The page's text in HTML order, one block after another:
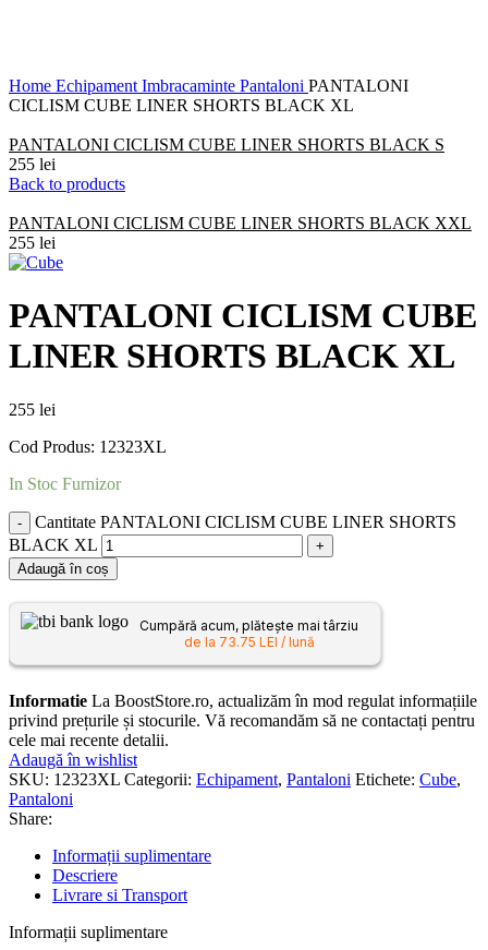
Home Echipament Imbracaminte Pantaloni PANTALONI
CICLISM CUBE LINER SHORTS BLACK XL
PANTALONI CICLISM CUBE LINER SHORTS BLACK S
255 lei
Back to products
PANTALONI CICLISM CUBE LINER SHORTS BLACK XXL
255 lei
PANTALONI CICLISM CUBE
LINER SHORTS BLACK XL
255 lei
Cod Produs: 12323XL
In Stoc Furnizor
Cantitate PANTALONI CICLISM CUBE LINER SHORTS
BLACK XL
Adaugă în coș
Cumpără acum, plătește mai târziu
de la 73.75 LEI / lună
Informatie La BoostStore.ro, actualizăm în mod regulat informațiile
privind prețurile și stocurile. Vă recomandăm să ne contactați pentru
cele mai recente detalii.
Adaugă în wishlist
SKU: 12323XL Categorii: Echipament, Pantaloni Etichete: Cube,
Pantaloni
Share:
Informații suplimentare
Descriere
Livrare si Transport
Informații suplimentare